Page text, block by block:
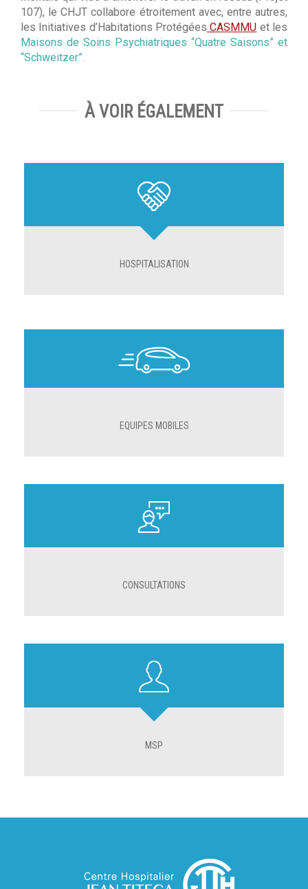
107), le CHJT collabore étroitement avec, entre autres,
les Initiatives d’Habitations Protégées CASMMU et les
Maisons de Soins Psychiatriques “Quatre Saisons” et
“Schweitzer”.
À VOIR ÉGALEMENT
HOSPITALISATION
EQUIPES MOBILES
CONSULTATIONS
MSP